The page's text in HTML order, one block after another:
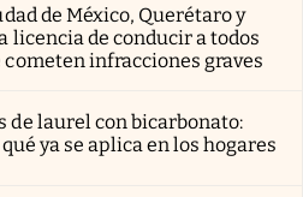
de México, Querétaro y
licencia de conducir a todos
infracciones graves
de laurel con bicarbonato:
ya se aplica en los hogares